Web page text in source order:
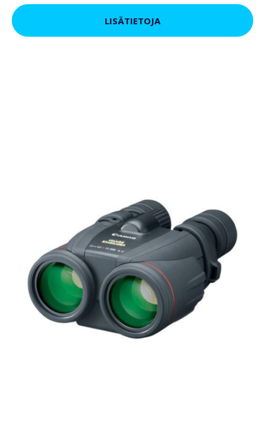
LISÄTIETOJA